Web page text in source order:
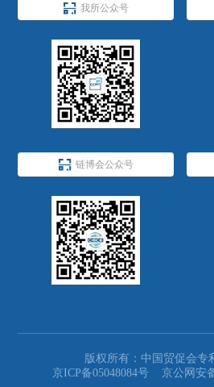
 我所公众号
 链博会公众号
版权所有：中国贸促会专
京ICP备05048084号
京公网安